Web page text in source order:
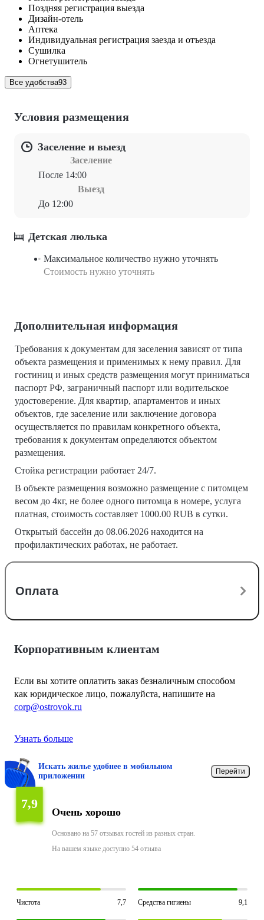
Поздняя регистрация выезда
Дизайн-отель
Аптека
Индивидуальная регистрация заезда и отъезда
Сушилка
Огнетушитель
Все удобства93
Условия размещения
Заселение и выезд
Заселение
После 14:00
Выезд
До 12:00
Детская люлька
Максимальное количество нужно уточнять
Стоимость нужно уточнять
Дополнительная информация
Требования к документам для заселения зависят от типа
объекта размещения и применимых к нему правил. Для
гостиниц и иных средств размещения могут приниматься
паспорт РФ, заграничный паспорт или водительское
удостоверение. Для квартир, апартаментов и иных
объектов, где заселение или заключение договора
осуществляется по правилам конкретного объекта,
требования к документам определяются объектом
размещения.
Стойка регистрации работает 24/7.
В объекте размещения возможно размещение с питомцем
весом до 4кг, не более одного питомца в номере, услуга
платная, стоимость составляет 1000.00 RUB в сутки.
Открытый бассейн до 08.06.2026 находится на
профилактических работах, не работает.
Оплата
Корпоративным клиентам
Если вы хотите оплатить заказ безналичным способом
как юридическое лицо, пожалуйста, напишите на
corp@ostrovok.ru
Узнать больше
Искать жилье удобнее в мобильном
приложении
Перейти
7,9
Очень хорошо
Основано на 57 отзывах гостей из разных стран.
На вашем языке доступно 54 отзыва
Чистота 7,7 Средства гигиены 9,1